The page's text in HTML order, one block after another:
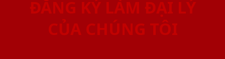
ĐĂNG KÝ LÀM ĐẠI LÝ
CỦA CHÚNG TÔI